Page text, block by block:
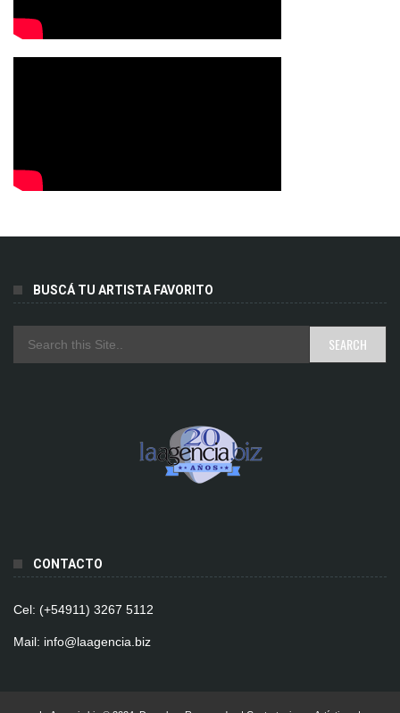
BUSCÁ TU ARTISTA FAVORITO
CONTACTO
Cel: (+54911) 3267 5112
Mail: info@laagencia.biz